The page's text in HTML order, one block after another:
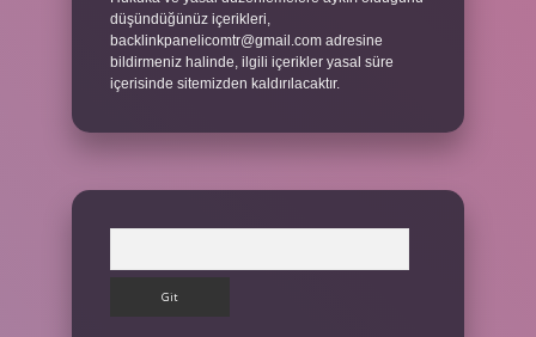
düşündüğünüz içerikleri,
backlinkpanelicomtr@gmail.com adresine
bildirmeniz halinde, ilgili içerikler yasal süre
içerisinde sitemizden kaldırılacaktır.